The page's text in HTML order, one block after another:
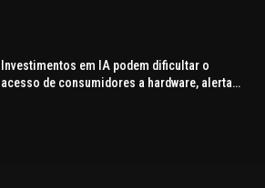
Investimentos em IA podem dificultar o
acesso de consumidores a hardware, alerta